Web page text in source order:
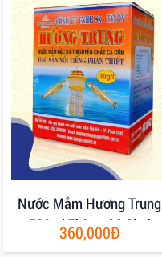
Nước Mắm Hương Trung
500ml Thùng 06 Chai
360,000Đ